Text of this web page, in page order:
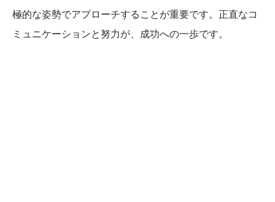
極的な姿勢でアプローチすることが重要です。正直なコ
ミュニケーションと努力が、成功への一歩です。